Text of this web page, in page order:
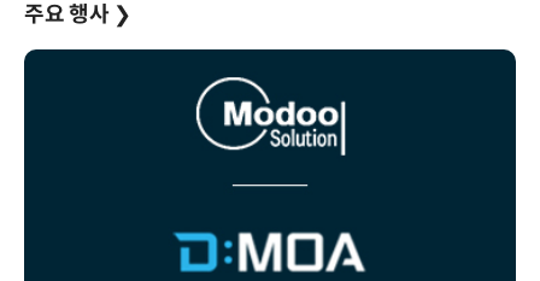
주요 행사 ❯